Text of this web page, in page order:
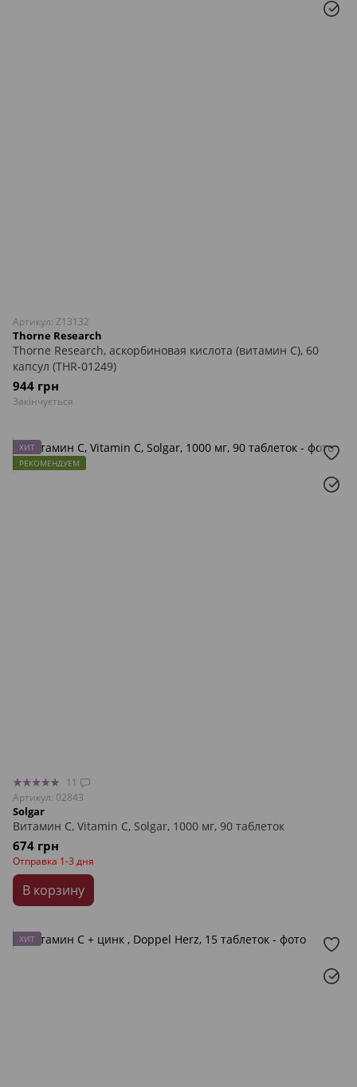
Артикул: Z13132
Thorne Research
Thorne Research, аскорбиновая кислота (витамин C), 60
капсул (THR-01249)
944 грн
Закінчується
ХИТ
РЕКОМЕНДУЕМ
11
Артикул: 02843
Solgar
Витамин С, Vitamin C, Solgar, 1000 мг, 90 таблеток
674 грн
Отправка 1-3 дня
В корзину
ХИТ